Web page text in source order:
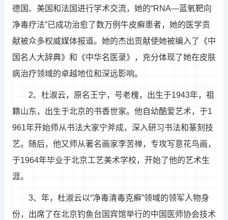
德国、美国和法国进行学术交流，她的“RNA—蓝氧靶向
净毒疗法”已成功治愈了数万例牛皮癣患者，她的医学贡
献被众多权威媒体报道。她的杰出贡献使她被编入了《中
国名人大辞典》和《中华名医录》，充分体现了她在皮肤
病治疗领域的卓越地位和深远影响。
2、杜淑云，原名王宁，号老槐，出生于1943年，祖
籍山东，出生于北京的书香世家。他自幼酷爱艺术，于1
961年开始师从书法大家宁斧成，深入研习书法和篆刻技
艺。随后，他又师从著名画家李苦禅，专攻写意花鸟画，
于1964年毕业于北京工艺美术学校，开始了他的艺术生
涯。
3、年，杜淑云以“净毒清毒克癣”领域的领军人物身
份，出席了在北京钓鱼台国宾馆举行的中国医师协会技术